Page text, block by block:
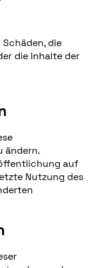
die
die Inhalte der
ändern.
auf
Nutzung des